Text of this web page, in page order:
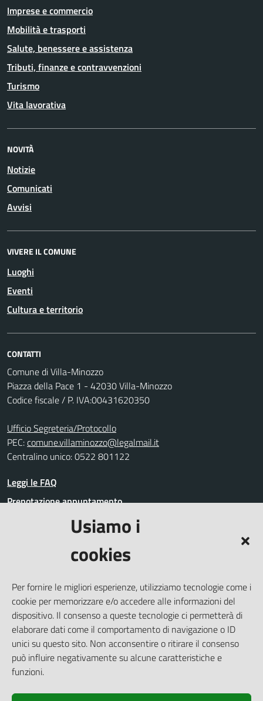
Usiamo i
cookies
Per fornire le migliori esperienze, utilizziamo tecnologie come i
cookie per memorizzare e/o accedere alle informazioni del
dispositivo. Il consenso a queste tecnologie ci permetterà di
elaborare dati come il comportamento di navigazione o ID
unici su questo sito. Non acconsentire o ritirare il consenso
può influire negativamente su alcune caratteristiche e
funzioni.
Imprese e commercio
Mobilità e trasporti
Salute, benessere e assistenza
Tributi, finanze e contravvenzioni
Turismo
Vita lavorativa
NOVITÀ
Notizie
Comunicati
Avvisi
VIVERE IL COMUNE
Luoghi
Eventi
Cultura e territorio
CONTATTI
Comune di Villa-Minozzo
Piazza della Pace 1 - 42030 Villa-Minozzo
Codice fiscale / P. IVA:00431620350
Ufficio Segreteria/Protocollo
PEC:comune.villaminozzo@legalmail.it
Centralino unico: 0522 801122
Leggi le FAQ
Prenotazione appuntamento
Segnalazione disservizio
Amministrazione trasparente
Whistleblowing
Dichiarazione di accessibilità
Note legali
Cookie Policy (UE)
Piano di miglioramento del Sito